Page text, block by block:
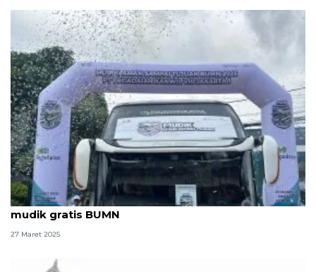
Pegadaian berangkatkan 3 ribu peserta program
mudik gratis BUMN
27 Maret 2025